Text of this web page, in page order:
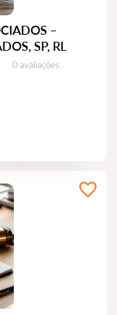
–
SP, RL
Avaliações:
0 avaliações